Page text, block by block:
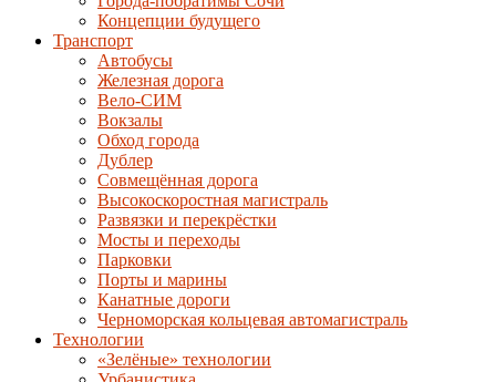
Концепции будущего
Транспорт
Автобусы
Железная дорога
Вело-СИМ
Вокзалы
Обход города
Дублер
Совмещённая дорога
Высокоскоростная магистраль
Развязки и перекрёстки
Мосты и переходы
Парковки
Порты и марины
Канатные дороги
Черноморская кольцевая автомагистраль
Технологии
«Зелёные» технологии